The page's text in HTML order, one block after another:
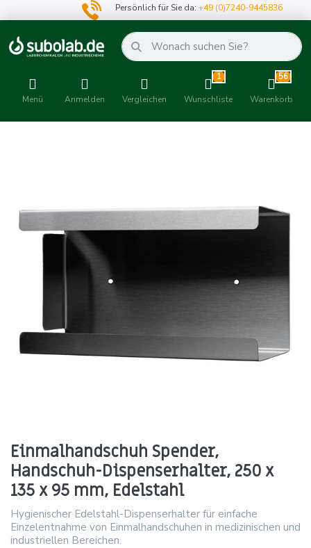
Persönlich für Sie da:+49 (0)7240-9445836
Menü Anmelden Vergleichen
1
Wunschliste
56
Warenkorb
Einmalhandschuh Spender,
Handschuh-Dispenserhalter, 250 x
135 x 95 mm, Edelstahl
Hygienischer Edelstahl-Dispenserhalter für einfache
Einzelentnahme von Einmalhandschuhen in medizinischen und
industriellen Bereichen.